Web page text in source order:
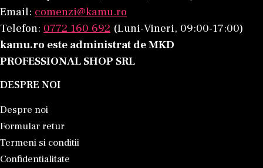
Email: comenzi@kamu.ro
Telefon: 0772 160 692 (Luni-Vineri, 09:00-17:00)
kamu.ro este administrat de MKD
PROFESSIONAL SHOP SRL
DESPRE NOI
Despre noi
Formular retur
Termeni si conditii
Confidentialitate